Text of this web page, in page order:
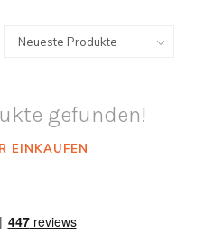
gefunden!
EINKAUFEN